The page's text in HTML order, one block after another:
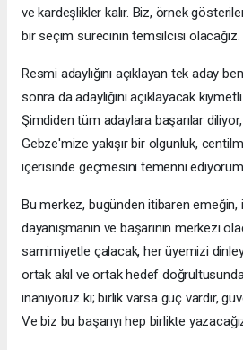
ve kardeşlikler kalır. Biz, örnek
bir seçim sürecinin temsilcisi olacağız.
Resmi adaylığını açıklayan tek aday
sonra da adaylığını açıklayacak
Şimdiden tüm adaylara başarılar
Gebze'mize yakışır bir olgunluk,
içerisinde geçmesini temenni
Bu merkez, bugünden itibaren emeğin,
dayanışmanın ve başarının merkezi
samimiyetle çalacak, her üyemizi
ortak akıl ve ortak hedef
inanıyoruz ki; birlik varsa güç vardır,
Ve biz bu başarıyı hep birlikte